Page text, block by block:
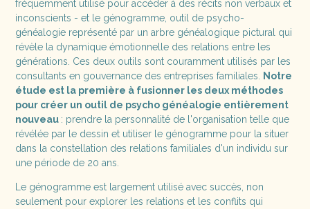
fréquemment utilisé pour accéder à des récits non verbaux et
inconscients - et le génogramme, outil de psycho-
généalogie représenté par un arbre généalogique pictural qui
révèle la dynamique émotionnelle des relations entre les
générations. Ces deux outils sont couramment utilisés par les
consultants en gouvernance des entreprises familiales.
Notre
étude est la première à fusionner les deux méthodes
pour créer un outil de psycho généalogie entièrement
nouveau : prendre la personnalité de l'organisation telle que
révélée par le dessin et utiliser le génogramme pour la situer
dans la constellation des relations familiales d'un individu sur
une période de 20 ans.
Le génogramme est largement utilisé avec succès, non
seulement pour explorer les relations et les conflits qui